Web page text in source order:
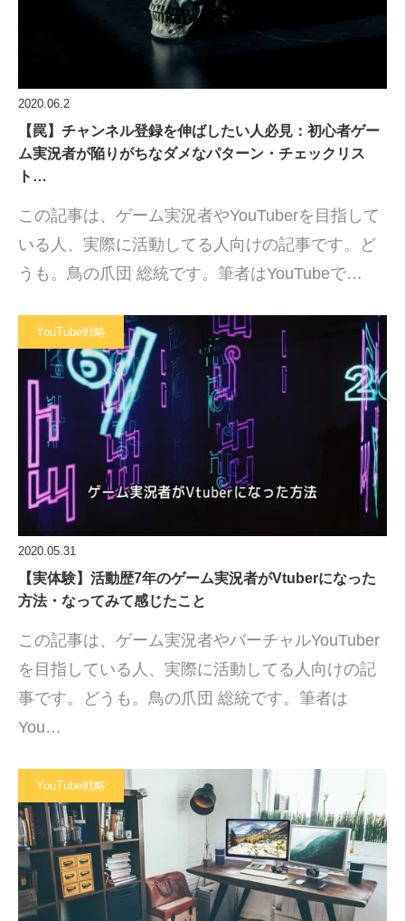
2020.06.2
【罠】チャンネル登録を伸ばしたい人必見：初心者ゲー
ム実況者が陥りがちなダメなパターン・チェックリス
ト…
この記事は、ゲーム実況者やYouTuberを目指して
いる人、実際に活動してる人向けの記事です。ど
うも。鳥の爪団 総統です。筆者はYouTubeで…
YouTube戦略
2020.05.31
【実体験】活動歴7年のゲーム実況者がVtuberになった
方法・なってみて感じたこと
この記事は、ゲーム実況者やバーチャルYouTuber
を目指している人、実際に活動してる人向けの記
事です。どうも。鳥の爪団 総統です。筆者は
You…
YouTube戦略